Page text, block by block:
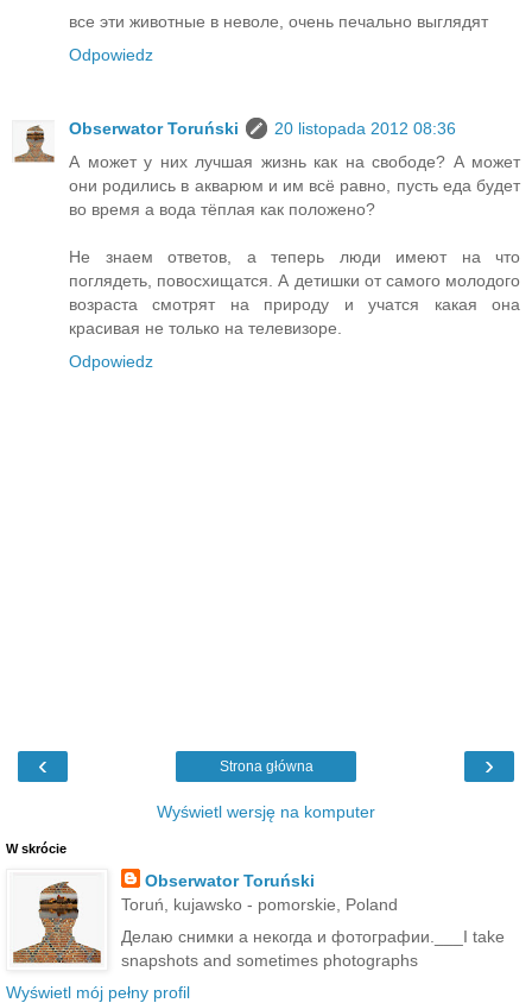
все эти животные в неволе, очень печально выглядят
Odpowiedz
Obserwator Toruński
20 listopada 2012 08:36
А может у них лучшая жизнь как на свободе? А может
они родились в акварюм и им всё равно, пусть еда будет
во время а вода тёплая как положено?
Не знаем ответов, а теперь люди имеют на что
поглядеть, повосхищатся. А детишки от самого молодого
возраста смотрят на природу и учатся какая она
красивая не только на телевизоре.
Odpowiedz
‹ ›
Strona główna
Wyświetl wersję na komputer
W skrócie
Obserwator Toruński
Toruń, kujawsko - pomorskie, Poland
Делаю снимки а некогда и фотографии.___I take
snapshots and sometimes photographs
Wyświetl mój pełny profil